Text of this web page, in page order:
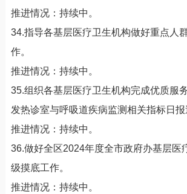
推进情况：持续中。
34.指导各基层医疗卫生机构做好重点人
作。
推进情况：持续中。
35.组织各基层医疗卫生机构完成优质服
发热诊室与呼吸道疾病监测相关指标日报
推进情况：持续中。
36.做好全区2024年度全市政府办基层医
级摸底工作。
推进情况：持续中。